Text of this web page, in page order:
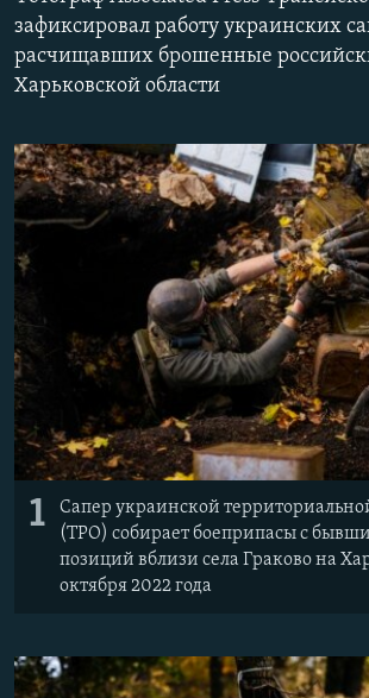
ПОБЕДИТЕЛЕЙ НЕ СУДЯТ?
КРЫМ.НЕПОКОРЕННЫЙ
УКРАИНСКАЯ ПРОБЛЕМА КРЫМА
ПРИСОЕДИНЯЙТЕСЬ!
Все сайты RFE/RL
зафиксировал работу украинских
расчищавших брошенные
Харьковской области
1
Сапер украинской
(ТРО) собирает боеприпасы с
позиций вблизи села Граково на
октября 2022 года